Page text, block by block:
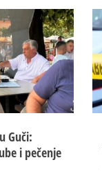
Guči:
i pečenje